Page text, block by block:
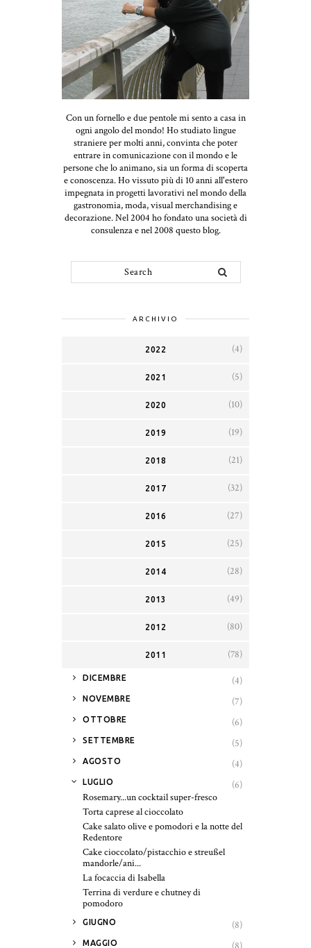
Con un fornello e due pentole mi sento a casa in
ogni angolo del mondo! Ho studiato lingue
straniere per molti anni, convinta che poter
entrare in comunicazione con il mondo e le
persone che lo animano, sia un forma di scoperta
e conoscenza. Ho vissuto più di 10 anni all'estero
impegnata in progetti lavorativi nel mondo della
gastronomia, moda, visual merchandising e
decorazione. Nel 2004 ho fondato una società di
consulenza e nel 2008 questo blog.
ARCHIVIO
2022 (4)
2021 (5)
2020 (10)
2019 (19)
2018 (21)
2017 (32)
2016 (27)
2015 (25)
2014 (28)
2013 (49)
2012 (80)
2011 (78)
► DICEMBRE (4)
► NOVEMBRE (7)
► OTTOBRE (6)
► SETTEMBRE (5)
► AGOSTO (4)
▼ LUGLIO
(6)
Rosemary...un cocktail super-fresco
Torta caprese al cioccolato
Cake salato olive e pomodori e la notte del
Redentore
Cake cioccolato/pistacchio e streußel
mandorle/ani...
La focaccia di Isabella
Terrina di verdure e chutney di
pomodoro
► GIUGNO (8)
► MAGGIO